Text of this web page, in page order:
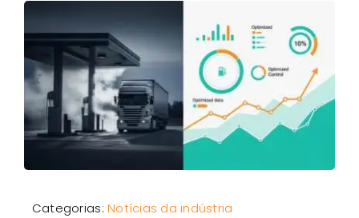
Categorias:Notícias da indústria